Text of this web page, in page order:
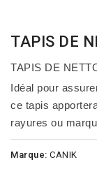
TAPIS DE
TAPIS DE
Idéal pour
ce tapis
rayures ou
Marque: CANIK